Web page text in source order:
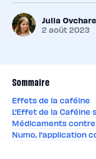
Julia
2 août 2023
Sommaire
Effets de la caféine
L'Effet de la Caféine
Médicaments
Numo, l'application